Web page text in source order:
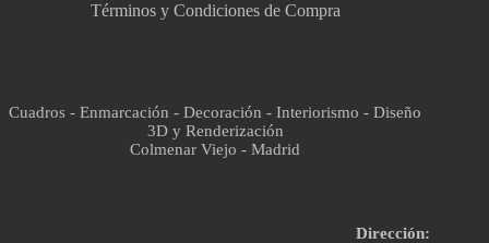
Términos y Condiciones de Compra
Cuadros - Enmarcación - Decoración - Interiorismo - Diseño
3D y Renderización
Colmenar Viejo - Madrid
Dirección: